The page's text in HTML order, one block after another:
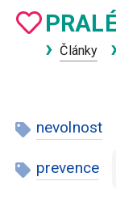
PRA
Články
nevolnost
prevence